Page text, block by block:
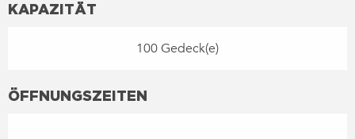
KAPAZITÄT
100 Gedeck(e)
ÖFFNUNGSZEITEN